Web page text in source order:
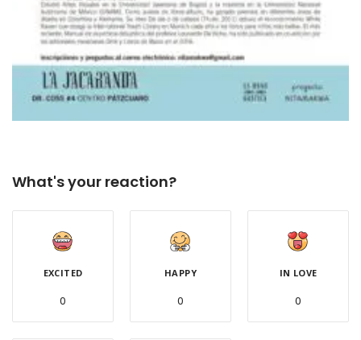
What's your reaction?
EXCITED
0
HAPPY
0
IN LOVE
0